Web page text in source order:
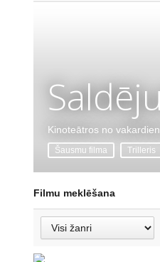
Kinoteātros no
Šausmu filma Trilleris
Filmu meklēšana